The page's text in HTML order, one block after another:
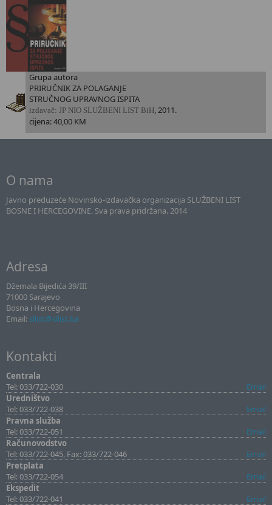
Grupa autora
PRIRUČNIK ZA POLAGANJE
STRUČNOG UPRAVNOG ISPITA
izdavač: JP NIO SLUŽBENI LIST BiH, 2011.
cijena: 40,00 KM
O nama
Javno preduzeće Novinsko-izdavačka organizacija SLUŽBENI LIST
BOSNE I HERCEGOVINE. Sva prava pridržana. 2014
Adresa
Džemala Bijedića 39/III
71000 Sarajevo
Bosna i Hercegovina
Email: sllist@sllist.ba
Kontakti
Centrala
Tel: 033/722-030
Email
Uredništvo
Tel: 033/722-038
Email
Pravna služba
Tel: 033/722-051
Email
Računovodstvo
Tel: 033/722-045, Fax: 033/722-046
Email
Pretplata
Tel: 033/722-054
Email
Ekspedit
Tel: 033/722-041
Email